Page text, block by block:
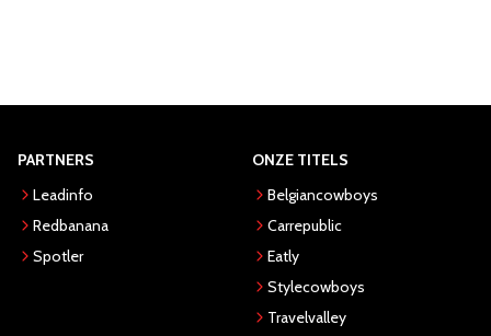
PARTNERS
Leadinfo
Redbanana
Spotler
ONZE TITELS
Belgiancowboys
Carrepublic
Eatly
Stylecowboys
Travelvalley